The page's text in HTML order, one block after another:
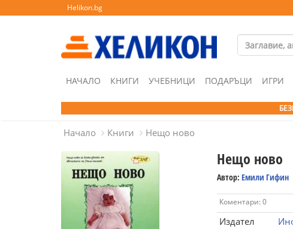
Helikon.bg
НАЧАЛО КНИГИ УЧЕБНИЦИ ПОДАРЪЦИ ИГРИ
Начало Книги Нещо ново
Нещо ново
Автор: Емили Гифин
Коментари: 0
Издател